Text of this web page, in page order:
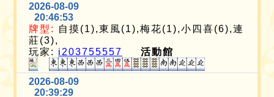
2026-08-09
20:46:53
牌型:
自摸(1),東風(1),梅花(1),小四喜(6),連
莊(3),
玩家: i203755557 活動館
2026-08-09
20:39:29